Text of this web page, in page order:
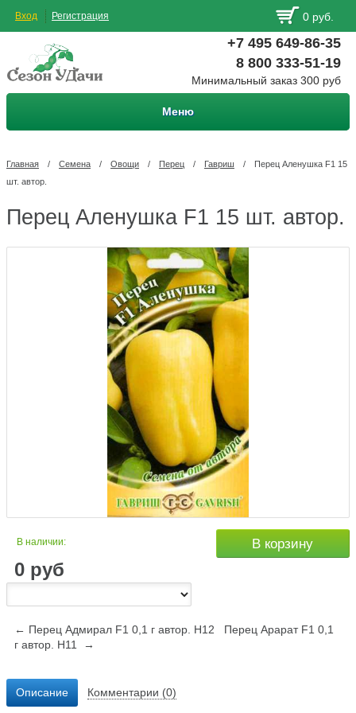
Вход Регистрация 0 руб.
+7 495 649-86-35
8 800 333-51-19
Минимальный заказ 300 руб
Меню
Главная / Семена / Овощи / Перец / Гавриш /
Перец Аленушка F1 15
шт. автор.
Перец Аленушка F1 15 шт. автор.
В наличии:
0 руб
В корзину
← Перец Адмирал F1 0,1 г автор. Н12
Перец Арарат F1 0,1
г автор. Н11 →
Описание Комментарии (0)